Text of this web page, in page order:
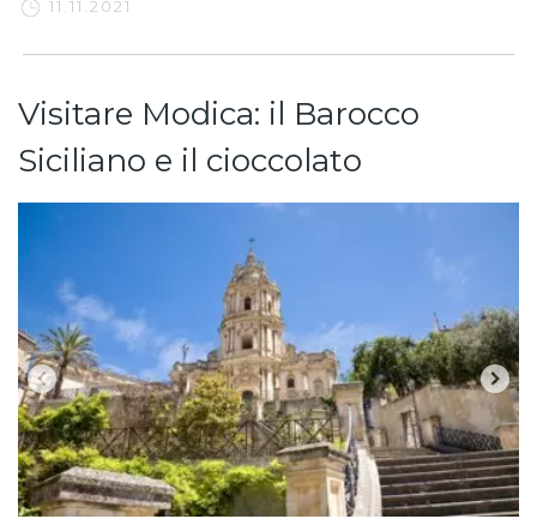
11.11.2021
Visitare Modica: il Barocco
Siciliano e il cioccolato